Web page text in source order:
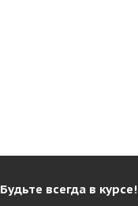
Будьте всегда в курсе!